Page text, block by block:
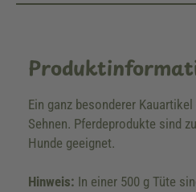
Ein ganz besonderer
Sehnen. Pferdeprodukte sind
Hunde geeignet.
Hinweis: In einer 500 g Tüte